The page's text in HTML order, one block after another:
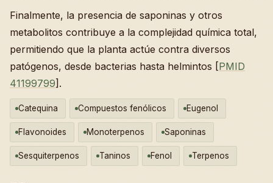
Finalmente, la presencia de saponinas y otros
metabolitos contribuye a la complejidad química total,
permitiendo que la planta actúe contra diversos
patógenos, desde bacterias hasta helmintos [PMID
41199799].
Catequina Compuestos fenólicos Eugenol
Flavonoides Monoterpenos Saponinas
Sesquiterpenos Taninos Fenol Terpenos